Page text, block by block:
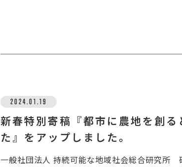
2024.01.19
新春特別寄稿『都市に農地を創る
た』をアップしました。
一般社団法人 持続可能な地域社会総合研究所